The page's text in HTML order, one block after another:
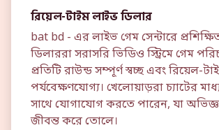
রিয়েল-টাইম লাইভ ডিলার
bat bd - এর লাইভ গেম সেন্টারে
ডিলাররা সরাসরি ভিডিও স্ট্রিমে গেম
প্রতিটি রাউন্ড সম্পূর্ণ স্বচ্ছ এবং রিয়েল-
পর্যবেক্ষণযোগ্য। খেলোয়াড়রা চ্যাটের
সাথে যোগাযোগ করতে পারেন, যা
জীবন্ত করে তোলে।